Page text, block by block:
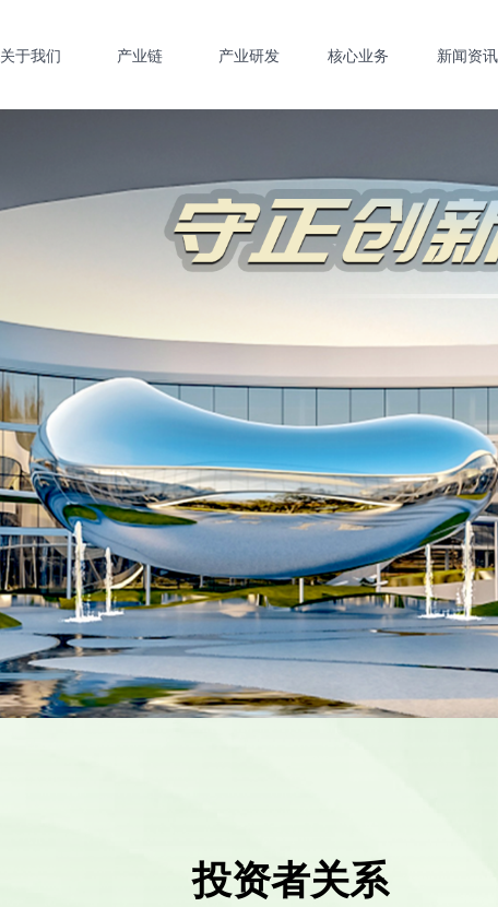
关于我们 产业链 产业研发 核心业务 新闻资讯
投资者关系